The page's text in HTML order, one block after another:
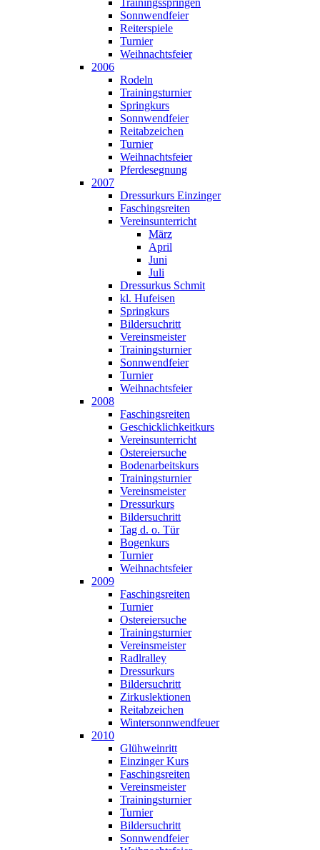
Trainingsspringen
Sonnwendfeier
Reiterspiele
Turnier
Weihnachtsfeier
2006
Rodeln
Trainingsturnier
Springkurs
Sonnwendfeier
Reitabzeichen
Turnier
Weihnachtsfeier
Pferdesegnung
2007
Dressurkurs Einzinger
Faschingsreiten
Vereinsunterricht
März
April
Juni
Juli
Dressurkus Schmit
kl. Hufeisen
Springkurs
Bildersuchritt
Vereinsmeister
Trainingsturnier
Sonnwendfeier
Turnier
Weihnachtsfeier
2008
Faschingsreiten
Geschicklichkeitkurs
Vereinsunterricht
Ostereiersuche
Bodenarbeitskurs
Trainingsturnier
Vereinsmeister
Dressurkurs
Bildersuchritt
Tag d. o. Tür
Bogenkurs
Turnier
Weihnachtsfeier
2009
Faschingsreiten
Turnier
Ostereiersuche
Trainingsturnier
Vereinsmeister
Radlralley
Dressurkurs
Bildersuchritt
Zirkuslektionen
Reitabzeichen
Wintersonnwendfeuer
2010
Glühweinritt
Einzinger Kurs
Faschingsreiten
Vereinsmeister
Trainingsturnier
Turnier
Bildersuchritt
Sonnwendfeier